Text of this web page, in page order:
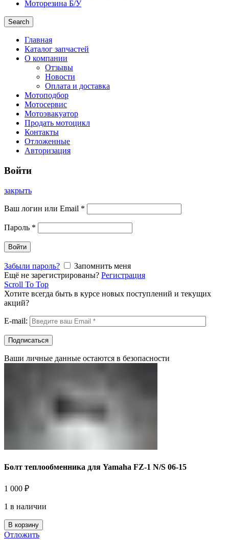
Моторезина Б/У
Search
Главная
Каталог запчастей
О компании
Отзывы
Новости
Оплата и доставка
Мотоподбор
Мотосервис
Мотоэвакуатор
Продать мотоцикл
Контакты
Отложенные
Авторизация
Войти
закрыть
Ваш логин или Email *
Пароль *
Войти
Забыли пароль?
Запомнить меня
Ещё не зарегистрированы? Регистрация
Scroll To Top
Хотите всегда быть в курсе новых поступлений и текущих
акций?
E-mail:
Ваши личные данные остаются в безопасности
Болт теплообменника для Yamaha FZ-1 N/S 06-15
1 000 ₽
1 в наличии
В корзину
Отложить